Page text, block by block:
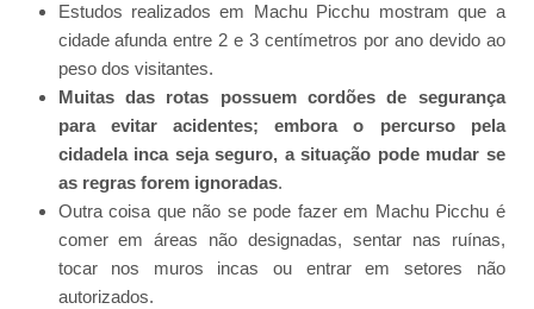
Estudos realizados em Machu Picchu mostram que a
cidade afunda entre 2 e 3 centímetros por ano devido ao
peso dos visitantes.
Muitas das rotas possuem cordões de segurança
para evitar acidentes; embora o percurso pela
cidadela inca seja seguro, a situação pode mudar se
as regras forem ignoradas.
Outra coisa que não se pode fazer em Machu Picchu é
comer em áreas não designadas, sentar nas ruínas,
tocar nos muros incas ou entrar em setores não
autorizados.